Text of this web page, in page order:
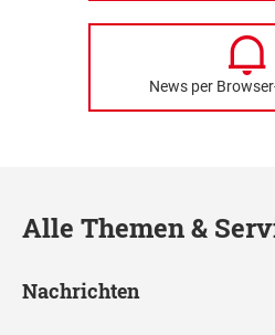
News per
Alle Themen &
Nachrichten